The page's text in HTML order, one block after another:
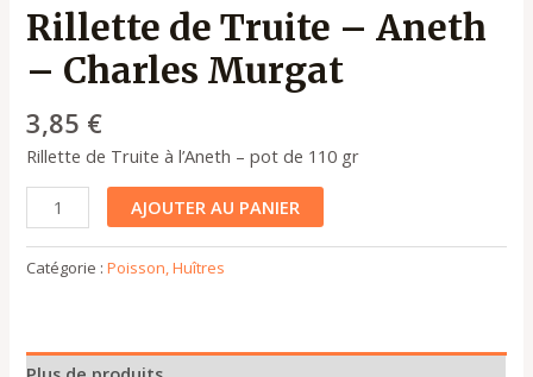
Rillette de Truite – Aneth
– Charles Murgat
3,85 €
Rillette de Truite à l’Aneth – pot de 110 gr
AJOUTER AU PANIER
Catégorie :Poisson, Huîtres